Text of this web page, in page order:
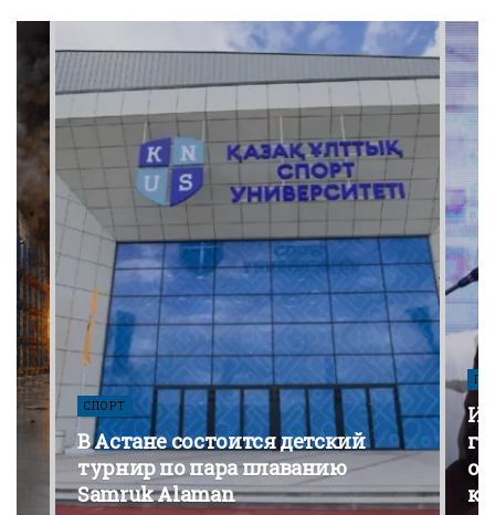
СПОРТ
В Астане состоится детский
турнир по пара плаванию
Samruk Alaman